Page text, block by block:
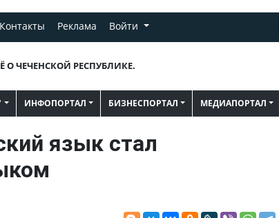
Контакты Реклама Войти
О ЧЕЧЕНСКОЙ РЕСПУБЛИКЕ.
ИНФОПОРТАЛ БИЗНЕСПОРТАЛ МЕДИАПОРТАЛ
язык стал